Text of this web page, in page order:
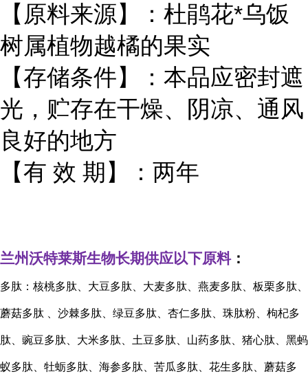
【原料来源】：杜鹃花*乌饭
树属植物越橘的果实
【存储条件】：本品应密封遮
光，贮存在干燥、阴凉、通风
良好的地方
【有 效 期】：两年
兰州沃特莱斯生物长期供应以下原料：
多肽：核桃多肽、大豆多肽、大麦多肽、燕麦多肽、板栗多肽、
蘑菇多肽 、沙棘多肽、绿豆多肽、杏仁多肽、珠肽粉、枸杞多
肽、豌豆多肽、大米多肽、土豆多肽、山药多肽、猪心肽、黑蚂
蚁多肽、牡蛎多肽、海参多肽、苦瓜多肽、花生多肽、蘑菇多